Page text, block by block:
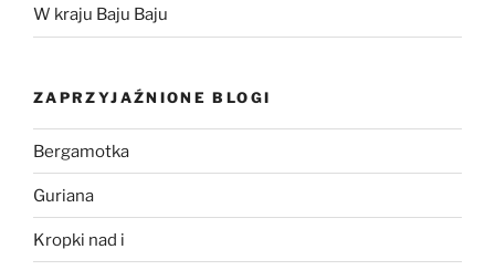
W kraju Baju Baju
ZAPRZYJAŹNIONE BLOGI
Bergamotka
Guriana
Kropki nad i